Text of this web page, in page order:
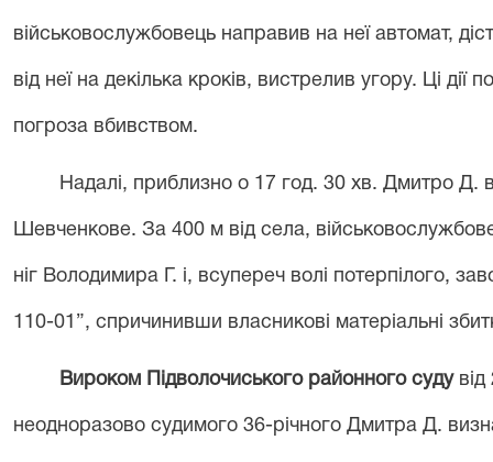
військовослужбовець направив на неї автомат,
від неї на декілька кроків, вистрелив угору. Ці
погроза вбивством.
Надалі, приблизно о 17 год. 30 хв. Дмитро Д.
Шевченкове. За 400 м від села,
ніг Володимира Г. і, всупереч волі потерпілого,
110-01”, спричинивши власникові матеріальні
Вироком Підволочиського районного судувід
неодноразово судимого 36-річного Дмитра Д.